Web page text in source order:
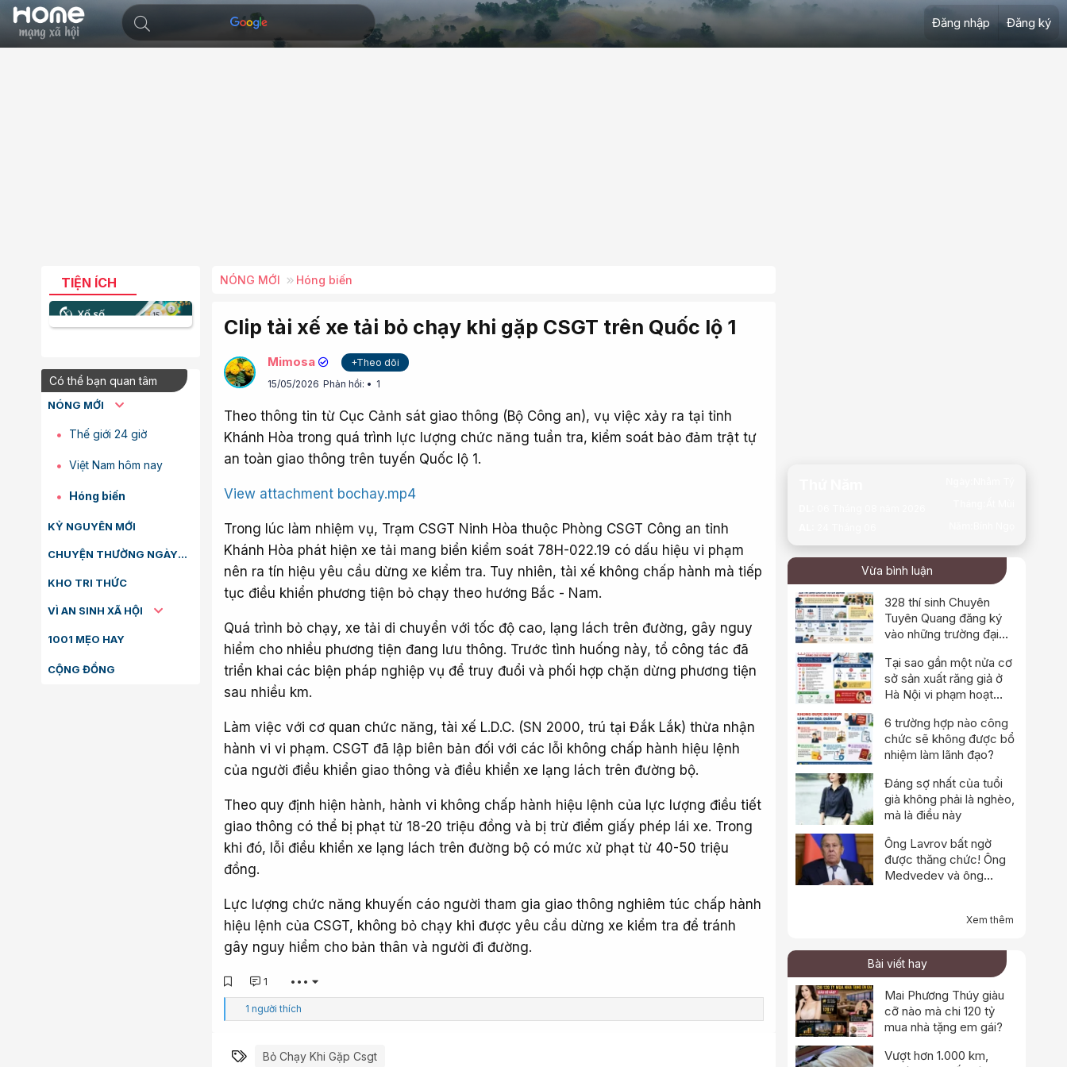
Đăng nhập Đăng ký
TIỆN ÍCH
NÓNG MỚI
Thế giới 24 giờ
Việt Nam hôm nay
Hóng biến
KỶ NGUYÊN MỚI
KHO TRI THỨC
VÌ AN SINH XÃ HỘI
1001 MẸO HAY
NÓNG MỚI Hóng biến
Clip tài xế xe tải bỏ chạy khi gặp CSGT trên Quốc lộ 1
Mimosa
+Theo dõi
15/05/2026 Phản hồi: 1
Theo thông tin từ Cục Cảnh sát giao thông (Bộ Công an), vụ việc xảy ra tại tỉnh
Khánh Hòa trong quá trình lực lượng chức năng tuần tra, kiểm soát bảo đảm trật tự
an toàn giao thông trên tuyến Quốc lộ 1.
View attachment bochay.mp4
Trong lúc làm nhiệm vụ, Trạm CSGT Ninh Hòa thuộc Phòng CSGT Công an tỉnh
Khánh Hòa phát hiện xe tải mang biển kiểm soát 78H-022.19 có dấu hiệu vi phạm
nên ra tín hiệu yêu cầu dừng xe kiểm tra. Tuy nhiên, tài xế không chấp hành mà tiếp
tục điều khiển phương tiện bỏ chạy theo hướng Bắc - Nam.
Quá trình bỏ chạy, xe tải di chuyển với tốc độ cao, lạng lách trên đường, gây nguy
hiểm cho nhiều phương tiện đang lưu thông. Trước tình huống này, tổ công tác đã
triển khai các biện pháp nghiệp vụ để truy đuổi và phối hợp chặn dừng phương tiện
sau nhiều km.
Làm việc với cơ quan chức năng, tài xế L.D.C. (SN 2000, trú tại Đắk Lắk) thừa nhận
hành vi vi phạm. CSGT đã lập biên bản đối với các lỗi không chấp hành hiệu lệnh
của người điều khiển giao thông và điều khiển xe lạng lách trên đường bộ.
Theo quy định hiện hành, hành vi không chấp hành hiệu lệnh của lực lượng điều tiết
giao thông có thể bị phạt từ 18-20 triệu đồng và bị trừ điểm giấy phép lái xe. Trong
khi đó, lỗi điều khiển xe lạng lách trên đường bộ có mức xử phạt từ 40-50 triệu
đồng.
Lực lượng chức năng khuyến cáo người tham gia giao thông nghiêm túc chấp hành
hiệu lệnh của CSGT, không bỏ chạy khi được yêu cầu dừng xe kiểm tra để tránh
gây nguy hiểm cho bản thân và người đi đường.
1 •••
C
ả
ú
1 người thích
Từ khóa
Bỏ Chạy Khi Gặp Csgt
Vừa bình luận
328 thí sinh Chuyên
Tuyên Quang đăng ký
vào những trường đại
Tại sao gần một nửa cơ
sở sản xuất răng giả ở
Hà Nội vi phạm hoạt
6 trường hợp nào công
chức sẽ không được bổ
nhiệm làm lãnh đạo?
Đáng sợ nhất của tuổi
già không phải là nghèo,
mà là điều này
Ông Lavrov bất ngờ
được thăng chức! Ông
Medvedev và ông
Xem thêm
Bài viết hay
Mai Phương Thúy giàu
cỡ nào mà chi 120 tỷ
mua nhà tặng em gái?
Vượt hơn 1.000 km,